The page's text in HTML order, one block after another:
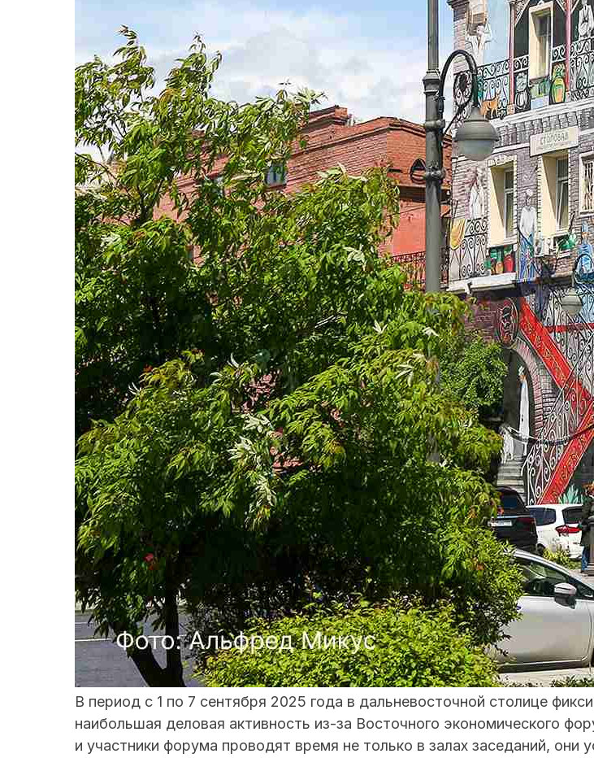
В период с 1 по 7 сентября 2025 года в дальневосточной столице
наибольшая деловая активность из-за Восточного экономического
и участники форума проводят время не только в залах заседаний, они